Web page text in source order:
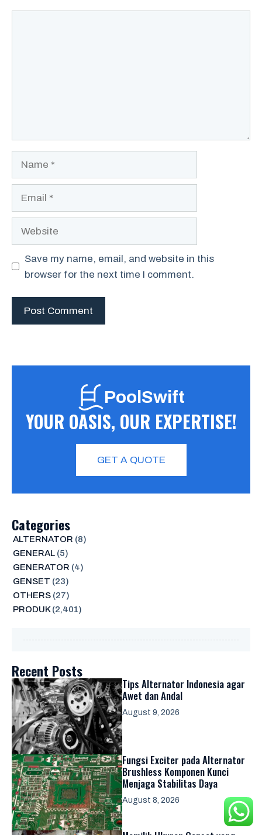
Save my name, email, and website in this
browser for the next time I comment.
PoolSwift
YOUR OASIS, OUR EXPERTISE!
GET A QUOTE
Categories
ALTERNATOR (8)
GENERAL(5)
GENERATOR (4)
GENSET (23)
OTHERS(27)
PRODUK(2,401)
Recent Posts
Tips Alternator Indonesia agar
Awet dan Andal
August 9, 2026
Fungsi Exciter pada Alternator
Brushless Komponen Kunci
Menjaga Stabilitas Daya
August 8, 2026